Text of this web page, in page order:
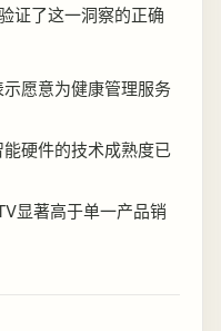
证了这一洞察的正确
愿意为健康管理服务
硬件的技术成熟度已
显著高于单一产品销